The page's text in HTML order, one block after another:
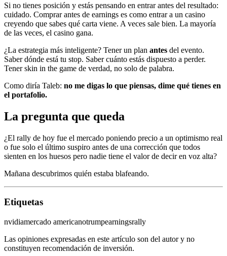
Si no tienes posición y estás pensando en entrar antes del resultado:
cuidado. Comprar antes de earnings es como entrar a un casino
creyendo que sabes qué carta viene. A veces sale bien. La mayoría
de las veces, el casino gana.
¿La estrategia más inteligente? Tener un plan antes del evento.
Saber dónde está tu stop. Saber cuánto estás dispuesto a perder.
Tener skin in the game de verdad, no solo de palabra.
Como diría Taleb: no me digas lo que piensas, dime qué tienes en
el portafolio.
La pregunta que queda
¿El rally de hoy fue el mercado poniendo precio a un optimismo real
o fue solo el último suspiro antes de una corrección que todos
sienten en los huesos pero nadie tiene el valor de decir en voz alta?
Mañana descubrimos quién estaba blafeando.
Etiquetas
nvidiamercado americanotrumpearningsrally
Las opiniones expresadas en este artículo son del autor y no
constituyen recomendación de inversión.